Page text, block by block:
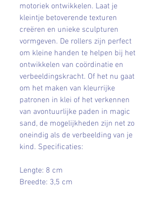
motoriek ontwikkelen. Laat je
kleintje betoverende texturen
creëren en unieke sculpturen
vormgeven. De rollers zijn perfect
om kleine handen te helpen bij het
ontwikkelen van coördinatie en
verbeeldingskracht. Of het nu gaat
om het maken van kleurrijke
patronen in klei of het verkennen
van avontuurlijke paden in magic
sand, de mogelijkheden zijn net zo
oneindig als de verbeelding van je
kind. Specificaties:
Lengte: 8 cm
Breedte: 3,5 cm